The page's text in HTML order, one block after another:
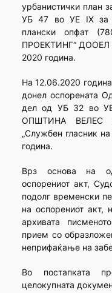
урбанистички план
УБ 47 во УЕ IX за
плански опфат
ПРОЕКТИНГ“ ДООЕЛ
2020 година.
На 12.06.2020
донел оспорената
дел од УБ 32 во
ОПШТИНА ВЕЛЕС
„Службен гласник
година.
Врз основа на
оспорениот акт,
подолг временски
на оспорениот
архивата
прием со
неприфаќање на
Во постапката
целокупната